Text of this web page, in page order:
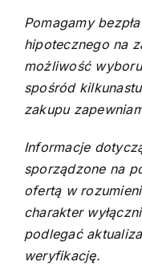
Pomagamy
hipotecznego na
możliwość
spośród
zakupu
Informacje
sporządzone na
ofertą w
charakter
podlegać
weryfikację.